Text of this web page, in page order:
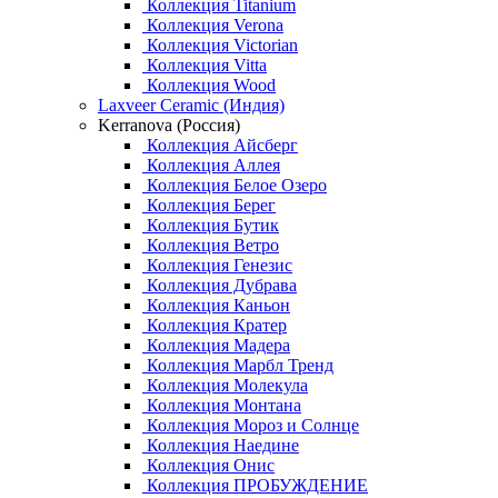
Коллекция Titanium
Коллекция Verona
Коллекция Victorian
Коллекция Vitta
Коллекция Wood
Laxveer Ceramic (Индия)
Kerranova (Россия)
Коллекция Айсберг
Коллекция Аллея
Коллекция Белое Озеро
Коллекция Берег
Коллекция Бутик
Коллекция Ветро
Коллекция Генезис
Коллекция Дубрава
Коллекция Каньон
Коллекция Кратер
Коллекция Мадера
Коллекция Марбл Тренд
Коллекция Молекула
Коллекция Монтана
Коллекция Мороз и Солнце
Коллекция Наедине
Коллекция Онис
Коллекция ПРОБУЖДЕНИЕ